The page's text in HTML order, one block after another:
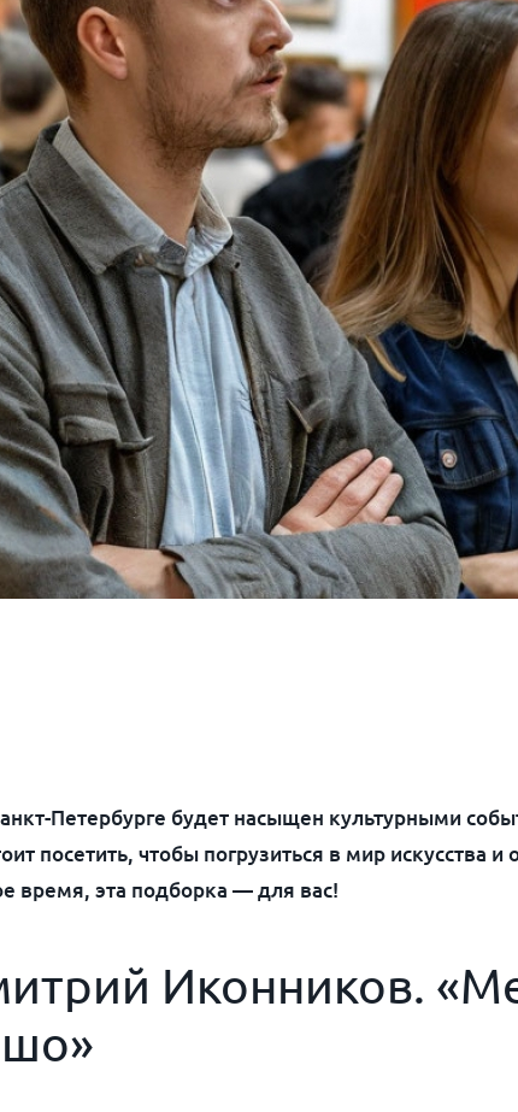
Петербурге будет насыщен культурными
посетить, чтобы погрузиться в мир
время, эта подборка — для вас!
Иконников.